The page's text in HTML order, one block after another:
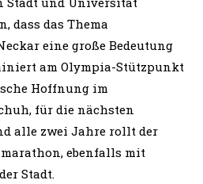
dass das Thema
eine große Bedeutung
am Olympia-Stützpunkt
Hoffnung im
für die nächsten
alle zwei Jahre rollt der
ebenfalls mit
Stadt.